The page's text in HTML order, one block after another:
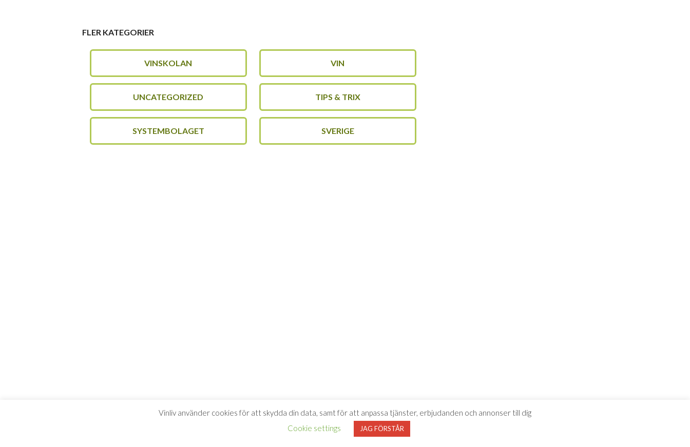
FLER KATEGORIER
VINSKOLAN VIN
UNCATEGORIZED TIPS & TRIX
SYSTEMBOLAGET SVERIGE
Vinliv använder cookies för att skydda din data, samt för att anpassa tjänster, erbjudanden och annonser till dig
Cookie settings
JAG FÖRSTÅR